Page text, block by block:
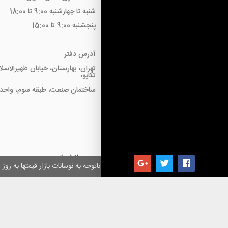
همکاران گرامی باتوجه به نوسانات بازار قیمتها
شنبه تا چهارشنبه 9:00 تا 18:00
پنجشنبه 9:00 تا 15:00
آدرس دفتر
تهران، بهارستان، خیابان
تکاپو،
ساختمان صنعت، طبقه سوم، واحد18